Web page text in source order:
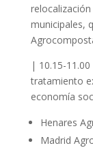
municipales,
| 10.15-
tratamiento
economía
Henares
Madrid